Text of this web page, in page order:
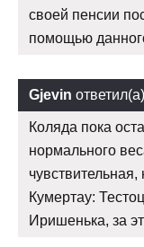
своей пенсии
помощью
Gjevin ответил(а)
Коляда пока
нормального
Кумертау:
Иришенька, за